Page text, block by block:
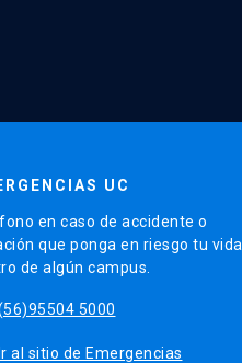
UC
en caso de accidente o
que ponga en riesgo tu vida
de algún campus.
5000
Ir al sitio de Emergencias